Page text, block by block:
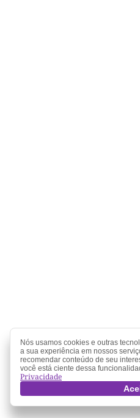
Nós usamos cookies e outras
a sua experiência em nossos
recomendar conteúdo de seu
você está ciente dessa
Privacidade